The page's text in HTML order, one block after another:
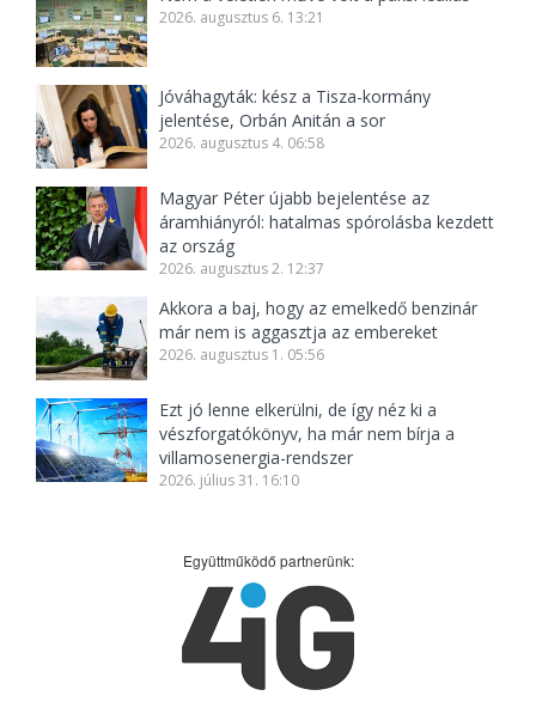
2026. augusztus 6. 13:21
Jóváhagyták: kész a Tisza-kormány
jelentése, Orbán Anitán a sor
2026. augusztus 4. 06:58
Magyar Péter újabb bejelentése az
áramhiányról: hatalmas spórolásba kezdett
az ország
2026. augusztus 2. 12:37
Akkora a baj, hogy az emelkedő benzinár
már nem is aggasztja az embereket
2026. augusztus 1. 05:56
Ezt jó lenne elkerülni, de így néz ki a
vészforgatókönyv, ha már nem bírja a
villamosenergia-rendszer
2026. július 31. 16:10
Együttműködő partnerünk: